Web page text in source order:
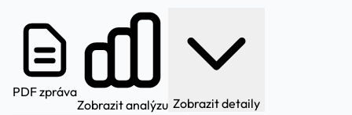
PDF zpráva
Zobrazit analýzu Zobrazit detaily